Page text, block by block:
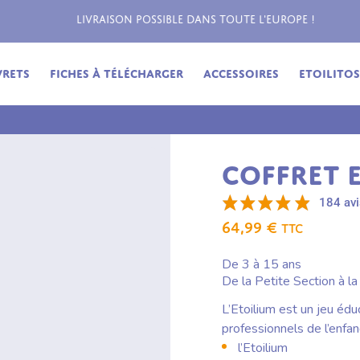
Livraison possible dans toute l'Europe !
Fiches à télécharger Accessoires
COFFRET
184
64,99 € TTC
De 3 à 15 ans
De la Petite Section à
L’Etoilium est un jeu
professionnels de
l’Etoilium